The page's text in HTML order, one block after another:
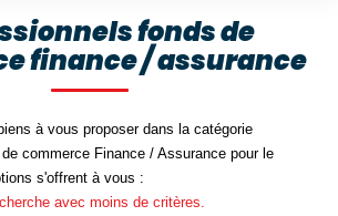
BIENS VENDUS
NOS AGENCES
Toutes Les Agences
Budget max
fonds de
finance / assurance
à vous proposer dans la catégorie
commerce Finance / Assurance pour le
s'offrent à vous :
avec moins de critères.